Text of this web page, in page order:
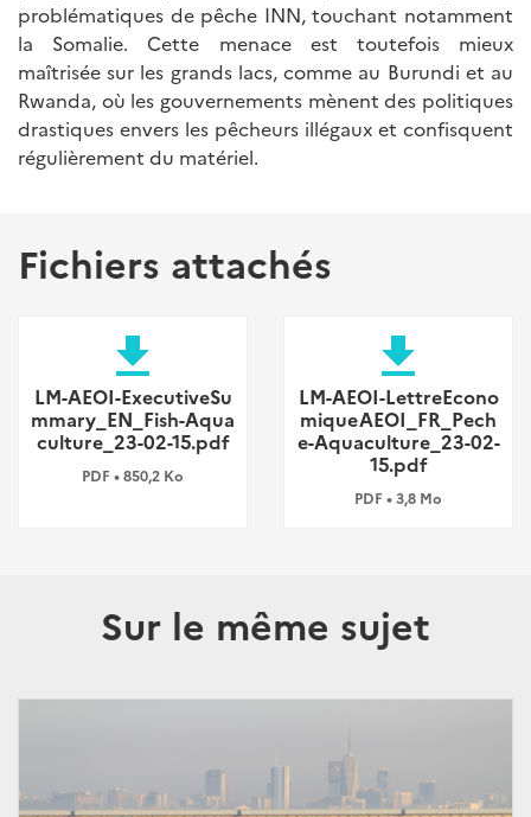
problématiques de pêche INN, touchant notamment
la Somalie. Cette menace est toutefois mieux
maîtrisée sur les grands lacs, comme au Burundi et au
Rwanda, où les gouvernements mènent des politiques
drastiques envers les pêcheurs illégaux et confisquent
régulièrement du matériel.
Fichiers attachés
file_download
LM-AEOI-ExecutiveSu
mmary_EN_Fish-Aqua
culture_23-02-15.pdf
PDF • 850,2 Ko
file_download
LM-AEOI-LettreEcono
miqueAEOI_FR_Pech
e-Aquaculture_23-02-
15.pdf
PDF • 3,8 Mo
Sur le même sujet